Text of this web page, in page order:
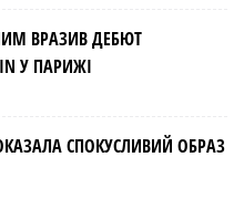
ВРАЗИВ ДЕБЮТ
У ПАРИЖІ
СПОКУСЛИВИЙ ОБРАЗ